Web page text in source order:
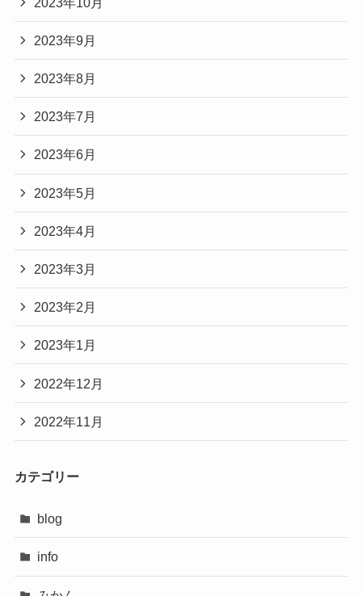
2023年9月
2023年8月
2023年7月
2023年6月
2023年5月
2023年4月
2023年3月
2023年2月
2023年1月
2022年12月
2022年11月
カテゴリー
blog
info